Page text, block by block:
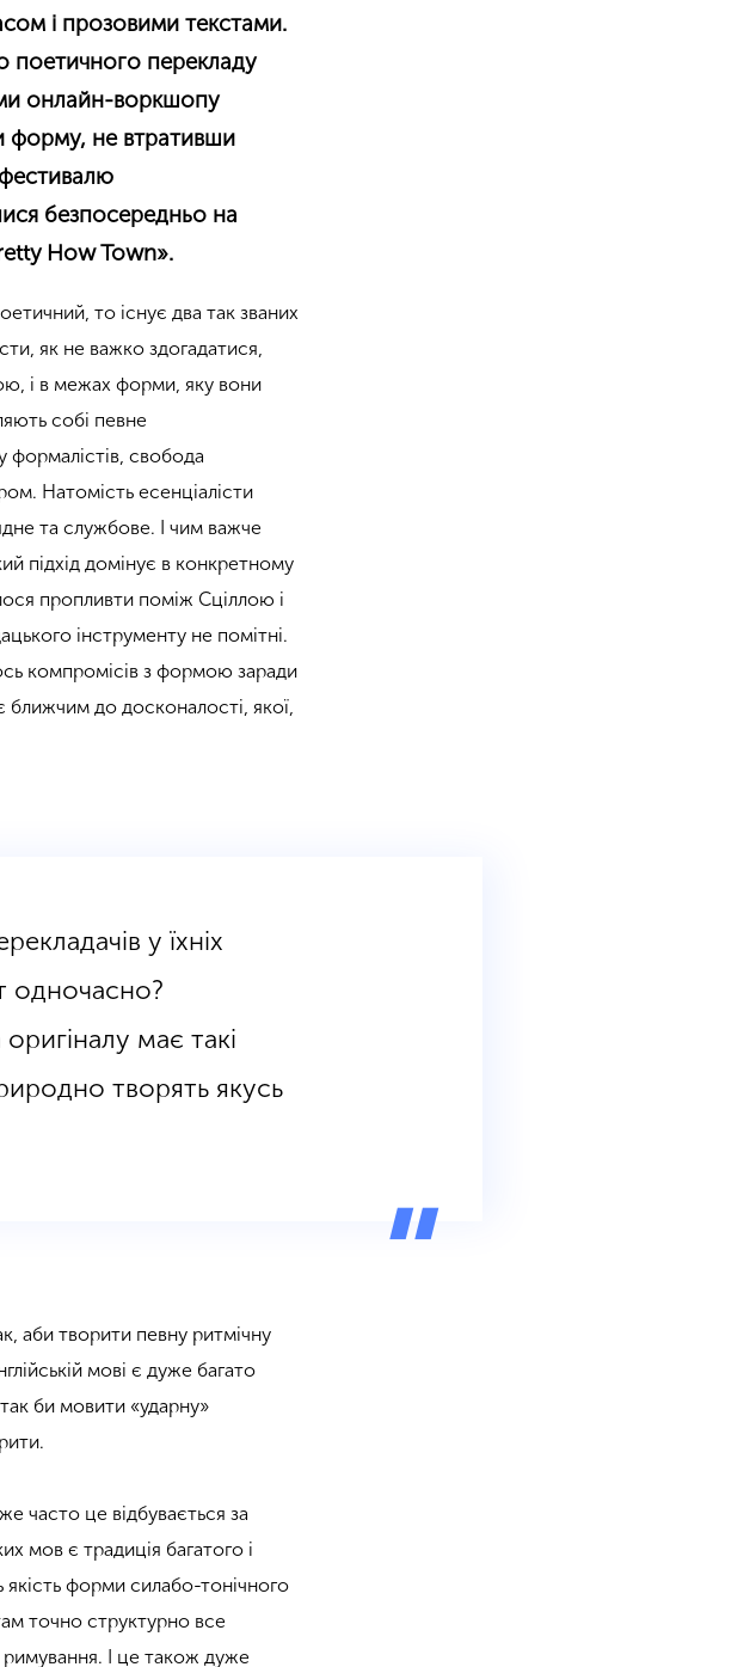
і прозовими текстами.
поетичного перекладу
онлайн-воркшопу
форму, не втративши
безпосередньо на
How Town».
то існує два так званих
як не важко здогадатися,
і в межах форми, яку вони
собі певне
формалістів, свобода
Натомість есенціалісти
та службове. Ічим важче
підхід домінує в конкретному
пропливти поміж Сціллою і
інструменту не помітні.
компромісів з формою заради
до досконалості, якої,
у їхніх
одночасно?
має такі
творять якусь
аби творити певну ритмічну
мові є дуже багато
би мовити «ударну»
часто це відбувається за
мов є традиція багатого і
якість форми силабо-тонічного
точно структурно все
римування. І це також дуже